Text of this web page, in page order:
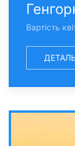
Вартість